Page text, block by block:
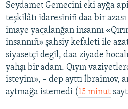
Seydamet Gemecini eki ayğa
teşkilâtı idaresiniñ daa bir azası
imaye yaqalanğan insannı
insannıñ» şahsiy kefaleti ile
siyasetçi degil, daa ziyade
yahşı bir adam. Qıyın
isteyim», – dep ayttı İbraimov,
aytmağa istemedi (15 minut